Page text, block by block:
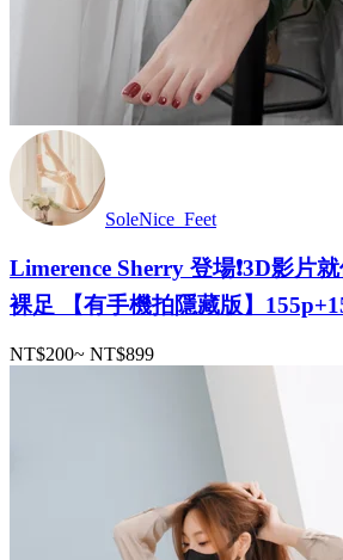
SoleNice_Feet
Limerence Sherry 登場❗️3D影片
裸足 【有手機拍隱藏版】
NT$200~ NT$899